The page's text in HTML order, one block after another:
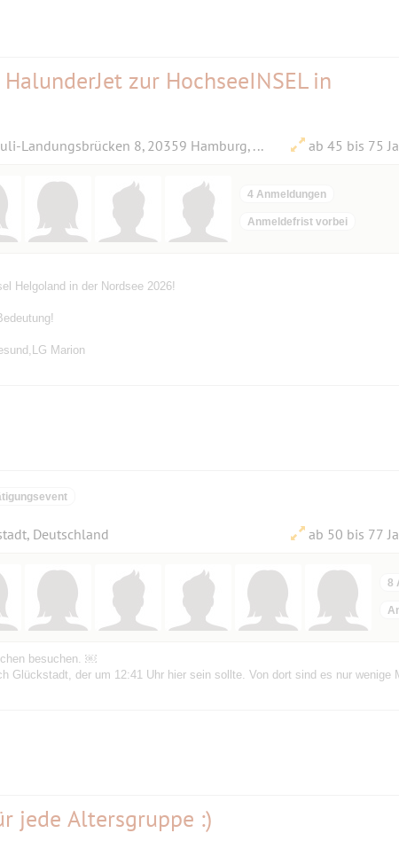
zur HochseeINSEL in
Bei den St. Pauli-Landungsbrücken 8, 20359 Hamburg, Deutschland ab 45 bis 75
4 Anmeldungen
Anmeldefrist vorbei
Helgoland in der Nordsee 2026!
Marion
Deutschland ab 50 bis 77
8
besuchen. ￼
Glückstadt, der um 12:41 Uhr hier sein sollte. Von dort sind es nur wenige
jede Altersgruppe :)